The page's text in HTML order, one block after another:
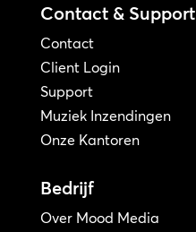
Contact & Support
Contact
Client Login
Support
Muziek Inzendingen
Onze Kantoren
Bedrijf
Over Mood Media